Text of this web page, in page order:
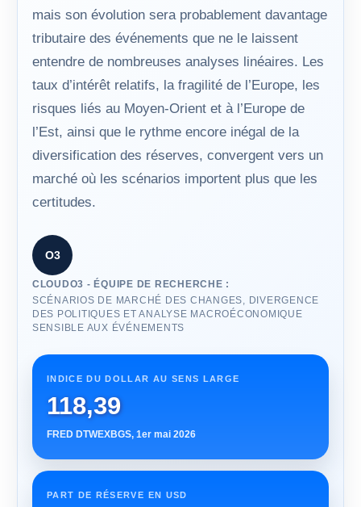
mais son évolution sera probablement davantage
tributaire des événements que ne le laissent
entendre de nombreuses analyses linéaires. Les
taux d’intérêt relatifs, la fragilité de l’Europe, les
risques liés au Moyen-Orient et à l’Europe de
l’Est, ainsi que le rythme encore inégal de la
diversification des réserves, convergent vers un
marché où les scénarios importent plus que les
certitudes.
O3
CLOUDO3 - ÉQUIPE DE RECHERCHE :
SCÉNARIOS DE MARCHÉ DES CHANGES, DIVERGENCE
DES POLITIQUES ET ANALYSE MACROÉCONOMIQUE
SENSIBLE AUX ÉVÉNEMENTS
INDICE DU DOLLAR AU SENS LARGE
118,39
FRED DTWEXBGS, 1er mai 2026
PART DE RÉSERVE EN USD